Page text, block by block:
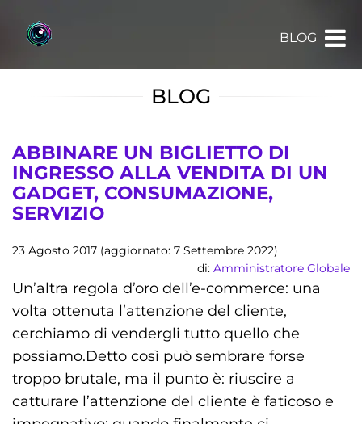
BLOG
BLOG
ABBINARE UN BIGLIETTO DI
INGRESSO ALLA VENDITA DI UN
GADGET, CONSUMAZIONE,
SERVIZIO
23 Agosto 2017 (aggiornato: 7 Settembre 2022)
di: Amministratore Globale
Un’altra regola d’oro dell’e-commerce: una
volta ottenuta l’attenzione del cliente,
cerchiamo di vendergli tutto quello che
possiamo.Detto così può sembrare forse
troppo brutale, ma il punto è: riuscire a
catturare l’attenzione del cliente è faticoso e